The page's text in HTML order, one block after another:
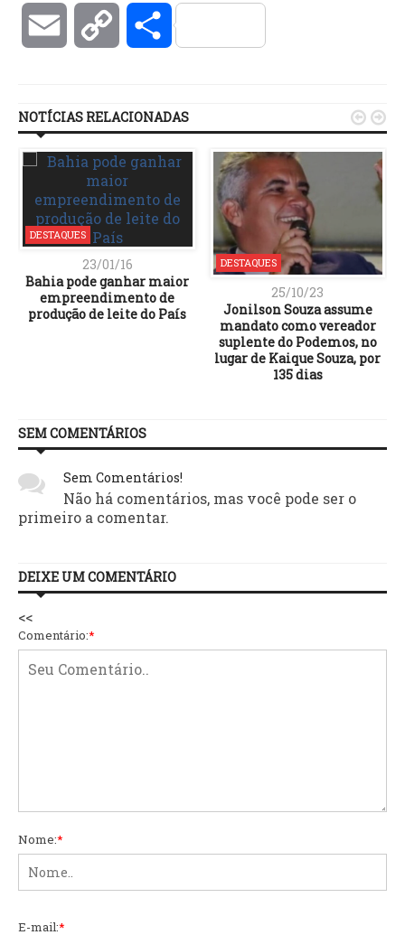
Email Copy Compartilhar
NOTÍCIAS RELACIONADAS
DESTAQUES
23/01/16
Bahia pode ganhar maior
empreendimento de
produção de leite do País
DESTAQUES
25/10/23
Jonilson Souza assume
mandato como vereador
suplente do Podemos, no
lugar de Kaique Souza, por
135 dias
 
SEM COMENTÁRIOS
Sem Comentários!
Não há comentários, mas você pode ser o
primeiro a comentar.
DEIXE UM COMENTÁRIO
<<
Comentário:*
Nome:*
E-mail:*